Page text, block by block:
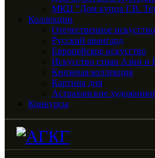
МКЦ “Дом купца Г.В.
Коллекции
Отечественное
Русский авангард
Европейское искусство
Искусство стран Азии и
Книжная коллекция
Картина дня
Астраханские художники
Конкурсы